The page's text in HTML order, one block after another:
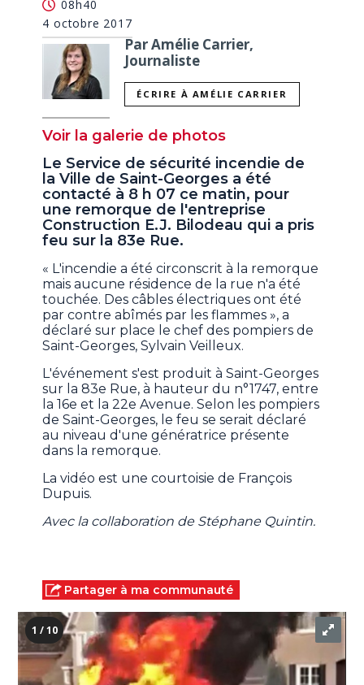
08h40
4 octobre 2017
Par Amélie Carrier,
Journaliste
ÉCRIRE À AMÉLIE CARRIER
Voir la galerie de photos
Le Service de sécurité incendie de
la Ville de Saint-Georges a été
contacté à 8 h 07 ce matin, pour
une remorque de l'entreprise
Construction E.J. Bilodeau qui a pris
feu sur la 83e Rue.
« L'incendie a été circonscrit à la remorque
mais aucune résidence de la rue n'a été
touchée. Des câbles électriques ont été
par contre abîmés par les flammes », a
déclaré sur place le chef des pompiers de
Saint-Georges, Sylvain Veilleux.
L'événement s'est produit à Saint-Georges
sur la 83e Rue, à hauteur du n°1747, entre
la 16e et la 22e Avenue. Selon les pompiers
de Saint-Georges, le feu se serait déclaré
au niveau d'une génératrice présente
dans la remorque.
La vidéo est une courtoisie de François
Dupuis.
Avec la collaboration de Stéphane Quintin.
Partager à ma communauté
1 / 10